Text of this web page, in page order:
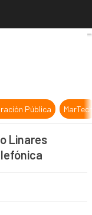
sustituye a Julio
Pública
Linares